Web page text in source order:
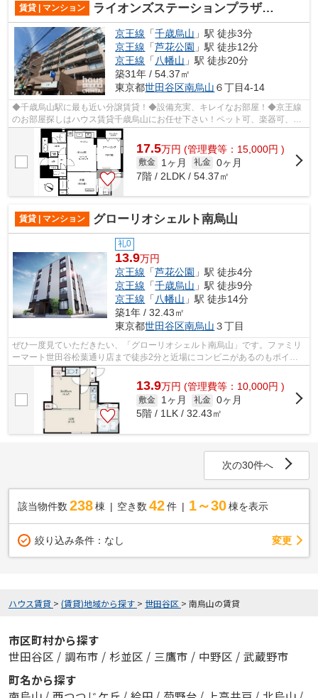
賃貸 | マンション ライオンズステーションプラザ千歳烏山
京王線 「千歳烏山 」駅 徒歩3分
京王線 「芦花公園 」駅 徒歩12分
京王線 「八幡山 」駅 徒歩20分
築31年 / 54.37㎡
東京都世田谷区南烏山 ６丁目4-14
◆千歳烏山駅に最も近い分譲賃貸！◆設備充実、キレイなお部屋！◆京王線
のお部屋探しはハウス賃貸千歳烏山にお任せ下さい！ペット可、楽器可、敷
礼ゼロ、保証人不要なども多数取り揃えて...
17.5万円 (管理費等：15,000円 )
敷金 1ヶ月 礼金 0ヶ月
7階 / 2LDK / 54.37㎡
賃貸 | マンション グローリオシェルト南烏山
礼0
13.9万円
京王線 「芦花公園 」駅 徒歩4分
京王線 「千歳烏山 」駅 徒歩9分
京王線 「 八幡山 」駅 徒歩14分
築1年 / 32.43㎡
東京都世田谷区南烏山 ３丁目
ぜひ一度見ていただきたい、「グローリオシェルト南烏山」です。ファミリ
ーマート世田谷松葉通り店まで徒歩2分と近場にコンビニがあるのもポイン
ト。新生活を始めるためのお住まいを探...
13.9万円 (管理費等：10,000円 )
敷金 1ヶ月 礼金 0ヶ月
5階 / 1LK / 32.43㎡
次の30件へ
該当物件数 238棟 空き数 42 件 1～30 棟を表示
絞り込み条件： なし 変更
ハウス賃貸 > (賃貸)地域から探す > 世田谷区 > 南烏山の賃貸
市区町村から探す
世田谷区 / 調布市 / 杉並区 / 三鷹市 / 中野区 / 武蔵野市
町名から探す